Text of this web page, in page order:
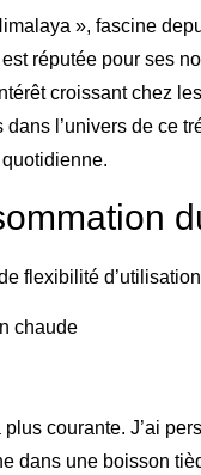
», fascine
réputée pour ses
croissant chez
dans l’univers de ce
flexibilité
chaude
plus courante. J’ai
dans une boisson